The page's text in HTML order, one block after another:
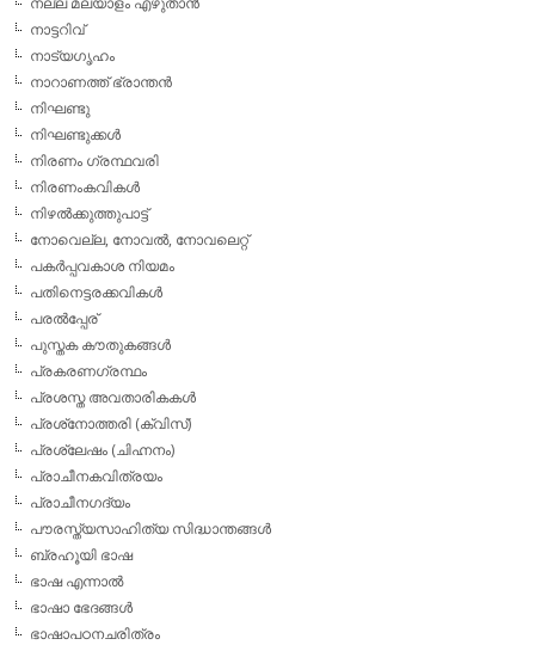
നാട്ടറിവ്
നാട്യഗൃഹം
നാറാണത്ത് ഭ്രാന്തന്‍
നിഘണ്ടു
നിഘണ്ടുക്കള്‍
നിരണം ഗ്രന്ഥവരി
നിരണംകവികള്‍
നിഴല്‍ക്കുത്തുപാട്ട്
നോവെല്ല, നോവല്‍, നോവലെറ്റ്
പകര്‍പ്പവകാശ നിയമം
പതിനെട്ടരക്കവികള്‍
പരല്‍പ്പേര്
പുസ്തക കൗതുകങ്ങള്‍
പ്രകരണഗ്രന്ഥം
പ്രശസ്ത അവതാരികകള്‍
പ്രശ്‌നോത്തരി (ക്വിസ്)
പ്രശ്ലേഷം (ചിഹ്നനം)
പ്രാചീനകവിത്രയം
പ്രാചീനഗദ്യം
പൗരസ്ത്യസാഹിത്യ സിദ്ധാന്തങ്ങള്‍
ബ്രഹൂയി ഭാഷ
ഭാഷ എന്നാല്‍
ഭാഷാ ഭേദങ്ങള്‍
ഭാഷാപഠനചരിത്രം